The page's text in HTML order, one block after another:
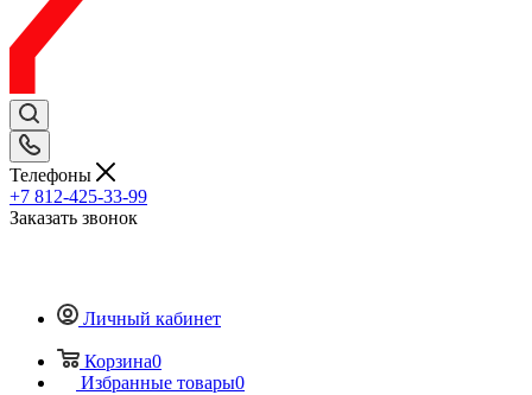
Телефоны
+7 812-425-33-99
Заказать звонок
Личный кабинет
Корзина0
Избранные товары0